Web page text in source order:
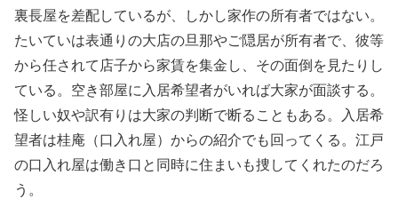
裏長屋を差配しているが、しかし家作の所有者ではない。
たいていは表通りの大店の旦那やご隠居が所有者で、彼等
から任されて店子から家賃を集金し、その面倒を見たりし
ている。空き部屋に入居希望者がいれば大家が面談する。
怪しい奴や訳有りは大家の判断で断ることもある。入居希
望者は桂庵（口入れ屋）からの紹介でも回ってくる。江戸
の口入れ屋は働き口と同時に住まいも捜してくれたのだろ
う。